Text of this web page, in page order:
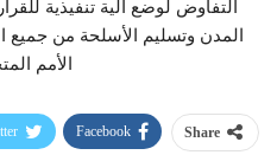
المدن وتسليم الأسلحة من
الأمم
Share
Facebook